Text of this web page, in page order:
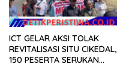
ICT GELAR AKSI TOLAK
REVITALISASI SITU CIKEDAL,
150 PESERTA SERUKAN